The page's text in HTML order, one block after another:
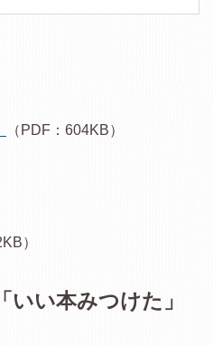
（PDF：604KB）
）
いい本みつけた」